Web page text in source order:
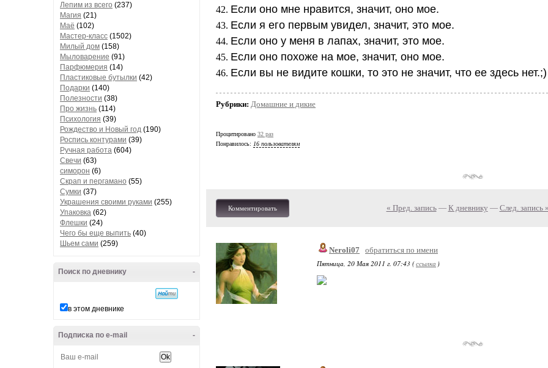
Лепим из всего (237)
Магия (21)
Маё (102)
Мастер-класс (1502)
Милый дом (158)
Мыловарение (91)
Парфюмерия (14)
Пластиковые бутылки (42)
Подарки (140)
Полезности (38)
Про жизнь (114)
Психология (39)
Рождество и Новый год (190)
Роспись контурами (39)
Ручная работа (604)
Свечи (63)
симорон (6)
Скрап и пергамано (55)
Сумки (37)
Украшения своими руками (255)
Упаковка (62)
Флешки (24)
Чего бы еще выпить (40)
Шьем сами (259)
-
Поиск по дневнику
в этом дневнике
-
Подписка по e-mail
Если оно мне нравится, значит, оно мое.
Если я его первым увидел, значит, это мое.
Если оно у меня в лапах, значит, это мое.
Если оно похоже на мое, значит, оно мое.
Если вы не видите кошки, то это не значит, что ее здесь нет.;)
Рубрики: Домашние и дикие
Процитировано 32 раз
Понравилось: 16 пользователям
Комментировать « Пред. запись— К дневнику — След. запись »
Neroli07
обратиться по имени
Пятница, 20 Мая 2011 г. 07:43 (ссылка )